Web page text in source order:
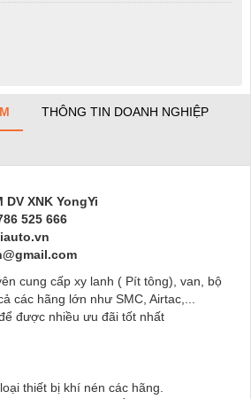
THÔNG TIN DOANH NGHIỆP
DV XNK YongYi
525 666
cung cấp xy lanh ( Pít tông), van, bộ
các hãng lớn như SMC, Airtac,...
được nhiều ưu đãi tốt nhất
thiết bị khí nén các hãng.